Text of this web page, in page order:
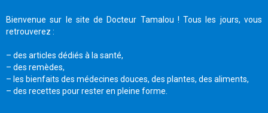
Bienvenue sur le site de Docteur Tamalou ! Tous les jours, vous
retrouverez :
– des articles dédiés à la santé,
– des remèdes,
– les bienfaits des médecines douces, des plantes, des aliments,
– des recettes pour rester en pleine forme.